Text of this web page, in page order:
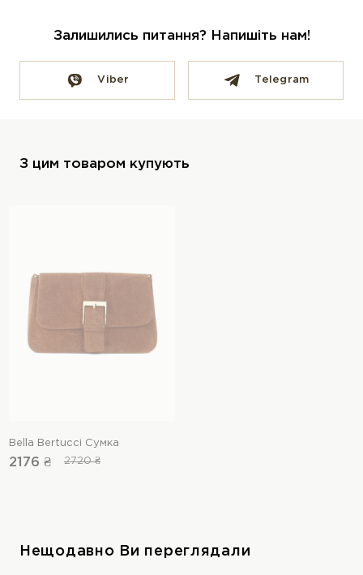
Залишились питання? Напишіть нам!
Viber Telegram
З цим товаром купують
Bella Bertucci Сумка
2176 ₴ 2720 ₴
Нещодавно Ви переглядали